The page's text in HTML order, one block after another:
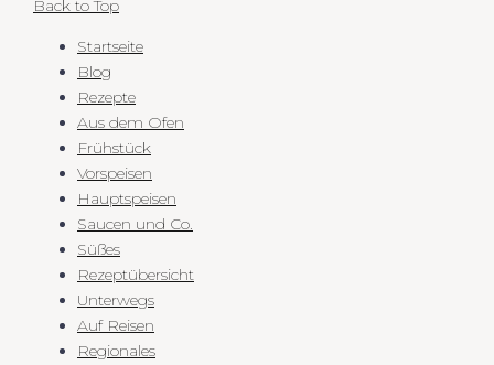
Back to Top
Startseite
Blog
Rezepte
Aus dem Ofen
Frühstück
Vorspeisen
Hauptspeisen
Saucen und Co.
Süßes
Rezeptübersicht
Unterwegs
Auf Reisen
Regionales